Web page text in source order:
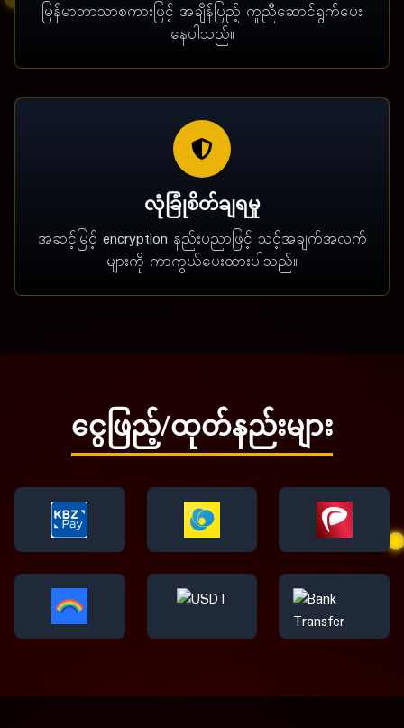
မြန်မာဘာသာစကားဖြင့် အချိန်ပြည့် ကူညီဆောင်ရွက်ပေး
နေပါသည်။
လုံခြုံစိတ်ချရမှု
အဆင့်မြင့် encryption နည်းပညာဖြင့် သင့်အချက်အလက်
များကို ကာကွယ်ပေးထားပါသည်။
ငွေဖြည့်/ထုတ်နည်းများ